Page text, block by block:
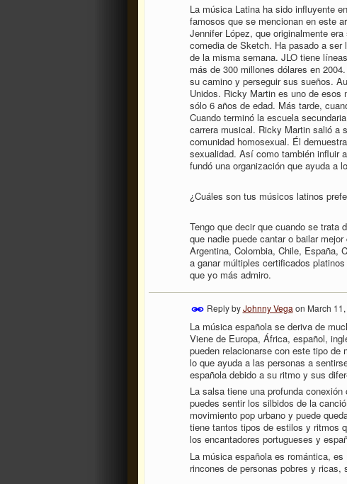
La música Latina ha sido influyente
famosos que se mencionan en este
Jennifer López, que originalmente
comedia de Sketch. Ha pasado a
de la misma semana. JLO tiene
más de 300 millones dólares en
su camino y perseguir sus sueños.
Unidos. Ricky Martin es uno de
sólo 6 años de edad. Más tarde,
Cuando terminó la escuela
carrera musical. Ricky Martin salió a
comunidad homosexual. Él
sexualidad. Así como también influir
fundó una organización que ayuda a
¿Cuáles son tus músicos latinos
Tengo que decir que cuando se trata
que nadie puede cantar o bailar
Argentina, Colombia, Chile, España,
a ganar múltiples certificados
que yo más admiro.
Reply byJohnny Vega on March
La música española se deriva de
Viene de Europa, África, español,
pueden relacionarse con este tipo
lo que ayuda a las personas a
española debido a su ritmo y sus
La salsa tiene una profunda
puedes sentir los silbidos de la
movimiento pop urbano y puede
tiene tantos tipos de estilos y ritmos
los encantadores portugueses y
La música española es romántica,
rincones de personas pobres y